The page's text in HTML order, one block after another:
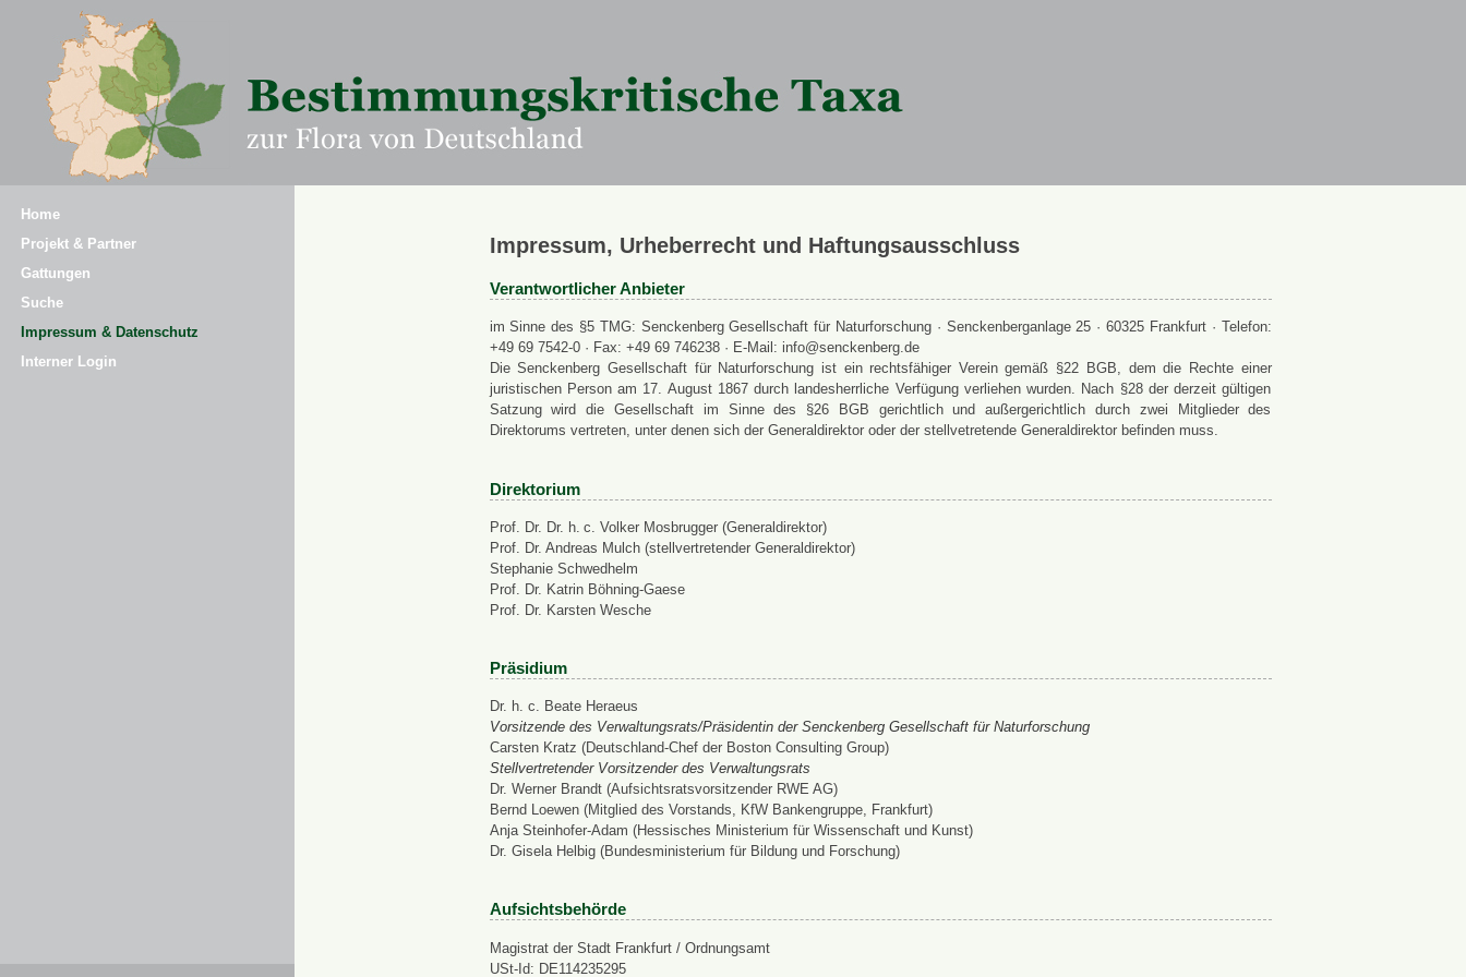
Home
Projekt & Partner
Gattungen
Suche
Impressum & Datenschutz
Interner Login
Impressum, Urheberrecht und Haftungsausschluss
Verantwortlicher Anbieter
im Sinne des §5 TMG: Senckenberg Gesellschaft für Naturforschung · Senckenberganlage 25 · 60325 Frankfurt · Telefon:
+49 69 7542-0 · Fax: +49 69 746238 · E-Mail: info@senckenberg.de
Die Senckenberg Gesellschaft für Naturforschung ist ein rechtsfähiger Verein gemäß §22 BGB, dem die Rechte einer
juristischen Person am 17. August 1867 durch landesherrliche Verfügung verliehen wurden. Nach §28 der derzeit gültigen
Satzung wird die Gesellschaft im Sinne des §26 BGB gerichtlich und außergerichtlich durch zwei Mitglieder des
Direktorums vertreten, unter denen sich der Generaldirektor oder der stellvetretende Generaldirektor befinden muss.
Direktorium
Prof. Dr. Dr. h. c. Volker Mosbrugger (Generaldirektor)
Prof. Dr. Andreas Mulch (stellvertretender Generaldirektor)
Stephanie Schwedhelm
Prof. Dr. Katrin Böhning-Gaese
Prof. Dr. Karsten Wesche
Präsidium
Dr. h. c. Beate Heraeus
Vorsitzende des Verwaltungsrats/Präsidentin der Senckenberg Gesellschaft für Naturforschung
Carsten Kratz (Deutschland-Chef der Boston Consulting Group)
Stellvertretender Vorsitzender des Verwaltungsrats
Dr. Werner Brandt (Aufsichtsratsvorsitzender RWE AG)
Bernd Loewen (Mitglied des Vorstands, KfW Bankengruppe, Frankfurt)
Anja Steinhofer-Adam (Hessisches Ministerium für Wissenschaft und Kunst)
Dr. Gisela Helbig (Bundesministerium für Bildung und Forschung)
Aufsichtsbehörde
Magistrat der Stadt Frankfurt / Ordnungsamt
USt-Id: DE114235295